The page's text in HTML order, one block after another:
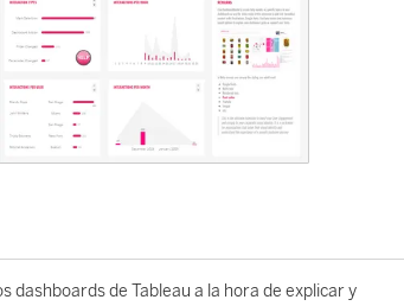
dashboards de Tableau a la hora de explicar y